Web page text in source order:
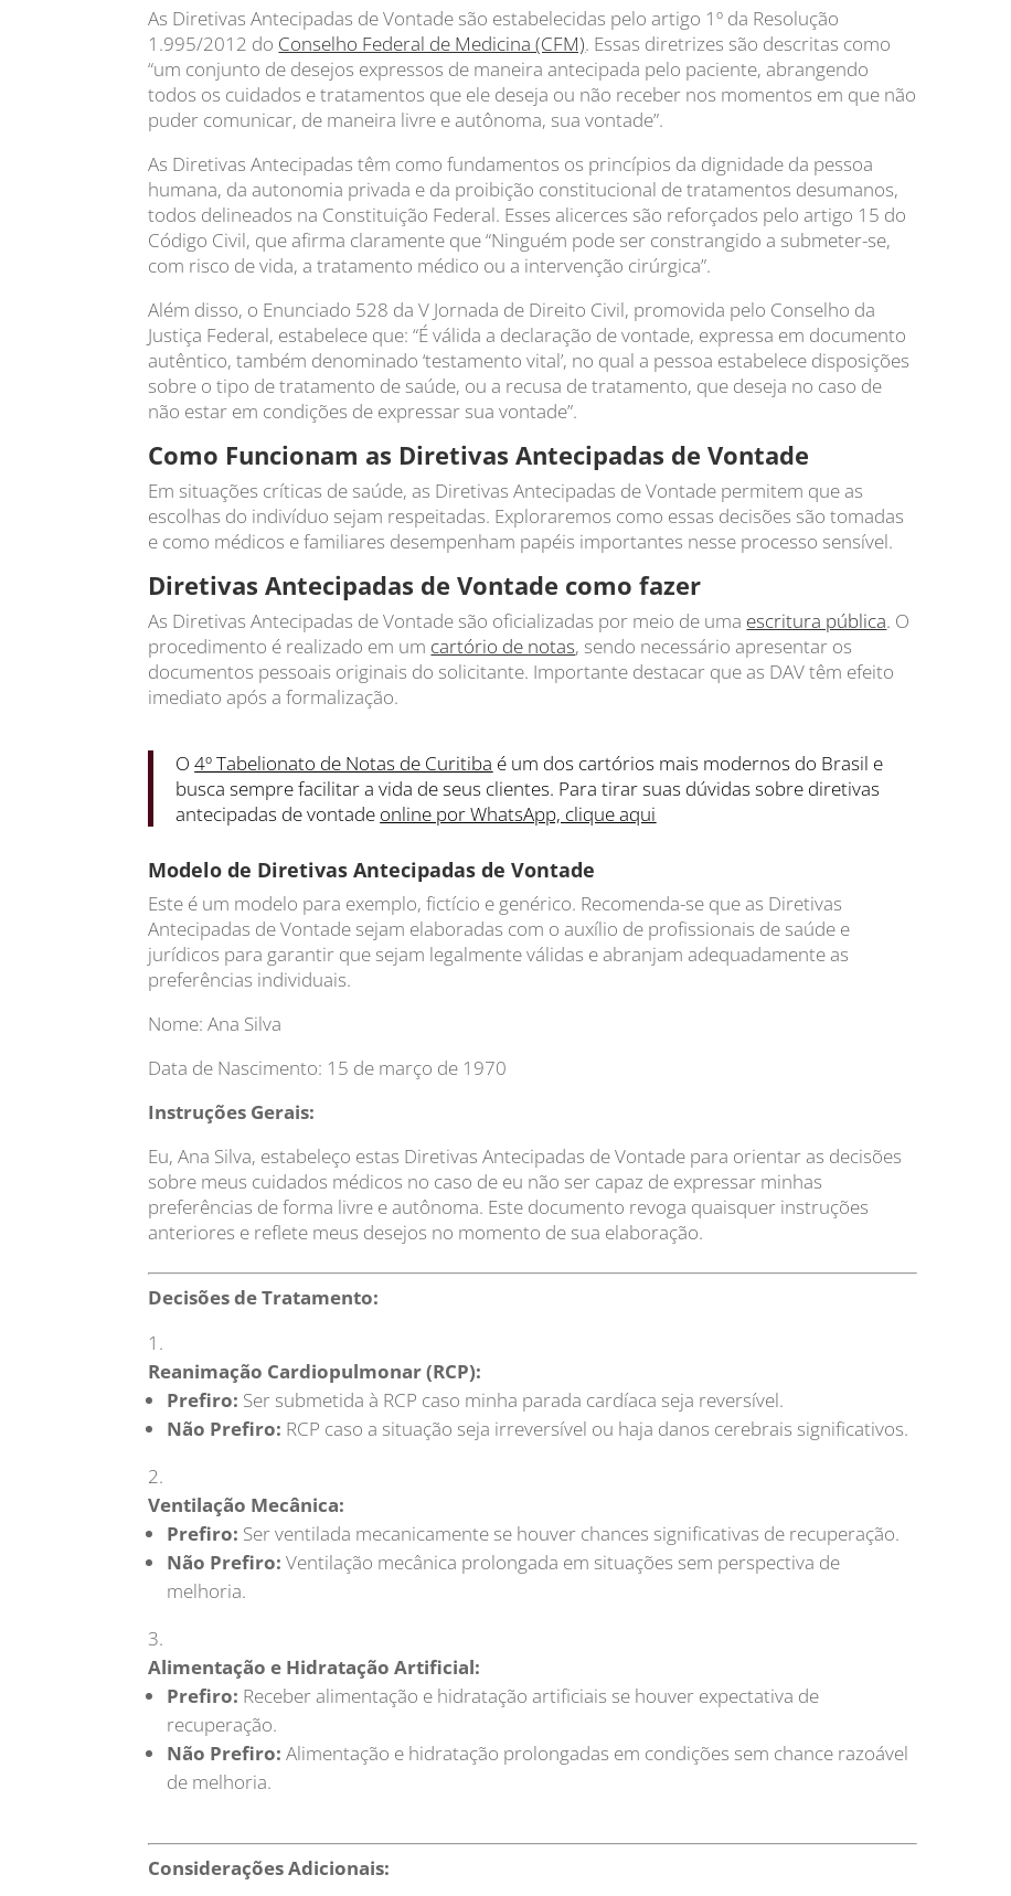
As Diretivas Antecipadas de Vontade são estabelecidas pelo artigo 1º da Resolução
1.995/2012 do Conselho Federal de Medicina (CFM). Essas diretrizes são descritas como
“um conjunto de desejos expressos de maneira antecipada pelo paciente, abrangendo
todos os cuidados e tratamentos que ele deseja ou não receber nos momentos em que não
puder comunicar, de maneira livre e autônoma, sua vontade”.
As Diretivas Antecipadas têm como fundamentos os princípios da dignidade da pessoa
humana, da autonomia privada e da proibição constitucional de tratamentos desumanos,
todos delineados na Constituição Federal. Esses alicerces são reforçados pelo artigo 15 do
Código Civil, que afirma claramente que “Ninguém pode ser constrangido a submeter-se,
com risco de vida, a tratamento médico ou a intervenção cirúrgica”.
Além disso, o Enunciado 528 da V Jornada de Direito Civil, promovida pelo Conselho da
Justiça Federal, estabelece que: “É válida a declaração de vontade, expressa em documento
autêntico, também denominado ‘testamento vital’, no qual a pessoa estabelece disposições
sobre o tipo de tratamento de saúde, ou a recusa de tratamento, que deseja no caso de
não estar em condições de expressar sua vontade”.
Como Funcionam as Diretivas Antecipadas de Vontade
Em situações críticas de saúde, as Diretivas Antecipadas de Vontade permitem que as
escolhas do indivíduo sejam respeitadas. Exploraremos como essas decisões são tomadas
e como médicos e familiares desempenham papéis importantes nesse processo sensível.
Diretivas Antecipadas de Vontade como fazer
As Diretivas Antecipadas de Vontade são oficializadas por meio de uma escritura pública. O
procedimento é realizado em um cartório de notas, sendo necessário apresentar os
documentos pessoais originais do solicitante. Importante destacar que as DAV têm efeito
imediato após a formalização.
O4º Tabelionato de Notas de Curitiba é um dos cartórios mais modernos do Brasil e
busca sempre facilitar a vida de seus clientes. Para tirar suas dúvidas sobre diretivas
antecipadas de vontade online por WhatsApp, clique aqui
Modelo de Diretivas Antecipadas de Vontade
Este é um modelo para exemplo, fictício e genérico. Recomenda-se que as Diretivas
Antecipadas de Vontade sejam elaboradas com o auxílio de profissionais de saúde e
jurídicos para garantir que sejam legalmente válidas e abranjam adequadamente as
preferências individuais.
Nome: Ana Silva
Data de Nascimento: 15 de março de 1970
Instruções Gerais:
Eu, Ana Silva, estabeleço estas Diretivas Antecipadas de Vontade para orientar as decisões
sobre meus cuidados médicos no caso de eu não ser capaz de expressar minhas
preferências de forma livre e autônoma. Este documento revoga quaisquer instruções
anteriores e reflete meus desejos no momento de sua elaboração.
Decisões de Tratamento:
Reanimação Cardiopulmonar (RCP):
Prefiro: Ser submetida à RCP caso minha parada cardíaca seja reversível.
Não Prefiro: RCP caso a situação seja irreversível ou haja danos cerebrais significativos.
Ventilação Mecânica:
Prefiro: Ser ventilada mecanicamente se houver chances significativas de recuperação.
Não Prefiro: Ventilação mecânica prolongada em situações sem perspectiva de
melhoria.
Alimentação e Hidratação Artificial:
Prefiro: Receber alimentação e hidratação artificiais se houver expectativa de
recuperação.
Não Prefiro: Alimentação e hidratação prolongadas em condições sem chance razoável
de melhoria.
Considerações Adicionais: